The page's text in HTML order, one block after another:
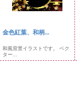
金色紅葉、和柄...
和風背景イラストです。 ベク
ター...